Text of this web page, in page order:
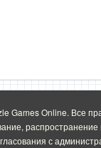
Games Online. Все
с